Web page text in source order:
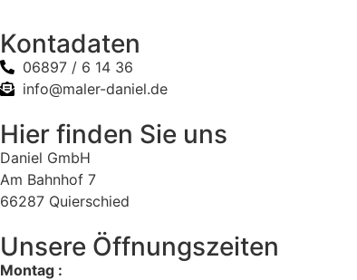
Kontadaten
06897 / 6 14 36
info@maler-daniel.de
Hier finden Sie uns
Daniel GmbH
Am Bahnhof 7
66287 Quierschied
Unsere Öffnungszeiten
Montag :